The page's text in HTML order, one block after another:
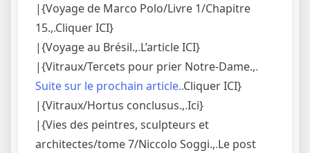
|{Voyage de Marco Polo/Livre 1/Chapitre
15.,.Cliquer ICI}
|{Voyage au Brésil.,.L’article ICI}
|{Vitraux/Tercets pour prier Notre-Dame.,.
Suite sur le prochain article..Cliquer ICI}
|{Vitraux/Hortus conclusus.,.Ici}
|{Vies des peintres, sculpteurs et
architectes/tome 7/Niccolo Soggi.,.Le post